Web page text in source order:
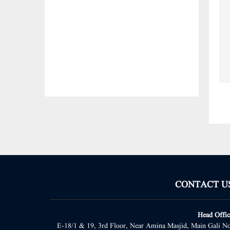
CONTACT
Head
E-18/1 & 19, 3rd Floor, Near Amina Masjid, Main Gali